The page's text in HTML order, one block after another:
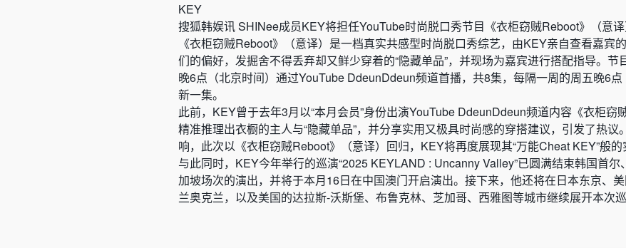
KEY
搜狐韩娱讯 SHINee成员KEY将担任YouTube时尚脱口秀节目《衣柜窃贼Reboot》（意译
《衣柜窃贼Reboot》（意译）是一档真实共感型时尚脱口秀综艺，由KEY亲自查看嘉宾
们的偏好，发掘舍不得丢弃却又鲜少穿着的“隐藏单品”，并现场为嘉宾进行搭配指导。节
晚6点（北京时间）通过YouTube DdeunDdeun频道首播，共8集，每隔一周的周五晚6
新一集。
此前，KEY曾于去年3月以“本月会员”身份出演YouTube DdeunDdeun频道内容《衣柜窃
精准推理出衣橱的主人与“隐藏单品”，并分享实用又极具时尚感的穿搭建议，引发了热议
响，此次以《衣柜窃贼Reboot》（意译）回归，KEY将再度展现其“万能Cheat KEY”般的
与此同时，KEY今年举行的巡演“2025 KEYLAND : Uncanny Valley”已圆满结束韩国首尔
加坡场次的演出，并将于本月16日在中国澳门开启演出。接下来，他还将在日本东京、
兰奥克兰，以及美国的达拉斯-沃斯堡、布鲁克林、芝加哥、西雅图等城市继续展开本次巡